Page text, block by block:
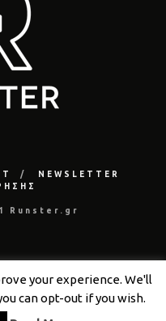
NEWSLETTER
Runster.gr
your experience. We'll
can opt-out if you wish.